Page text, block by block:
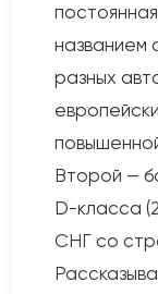
названием
разных
Второй —
D-класса
СНГ со